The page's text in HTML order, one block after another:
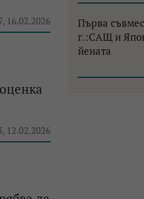
16.02.2026
12.02.2026
Първа
г.:САЩ и
йената